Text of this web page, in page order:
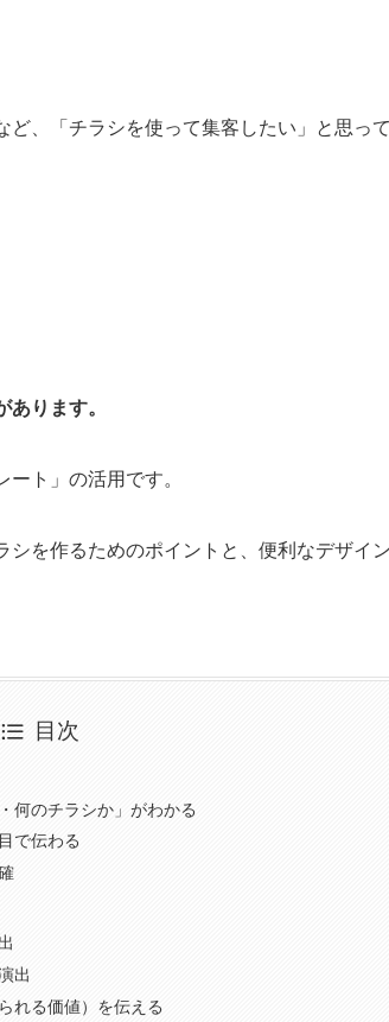
、「チラシを使って集客したい」と思って
ります。
ト」の活用です。
を作るためのポイントと、便利なデザイ
目次
何のチラシか」がわかる
で伝わる
出
れる価値）を伝える